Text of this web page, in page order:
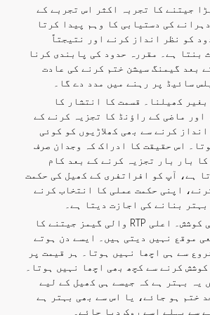
جیتنے کا تجربہ اکثر اس تجربے کے
کی دستیابی کا وہم پیدا کرتا
کو نظر انداز کرنے اور نتیجتاً
بنتا ہے۔ مقررہ حدود کی پابندی کرنا
بعد گیمنگ سیشن ختم کرنے کی عادت
سائیڈ پر رہنے میں مدد دے گا۔
کھیلنا۔ قسمت کا انتشار کا
اور ماضی کے راؤنڈ کا تجزیہ کرنے کے
کرنے سے بھی کھلاڑیوں کو کوئی
اس حقیقت کا ادراک کہ وجدان صرف
کا بار بار تجزیہ کرنے کے بعد کام
ہے، آپ کو افراتفری کے کھیل کی حکمت
اپنی حکمت عملی کا انتخاب کرنے
بنانے کی اجازت دیتا ہے۔
واپس جیتنے کی کوشش۔ اعلی RTP والی گیمز جیتنے کا
موقع نہیں دیتی ہیں۔ ایسے دن ہوتے
سے ہی اچھا نہیں ہوتا۔ ہر قیمت پر
کرنے سے کچھ بھی اچھا نہیں ہوتا۔
یہ بہتر ہے کہ جیسے ہی کھیل کے لیے
ختم ہو جائے، یا اس سے بھی بہتر ہے
سے پہلے اسے روک دیا جائے۔